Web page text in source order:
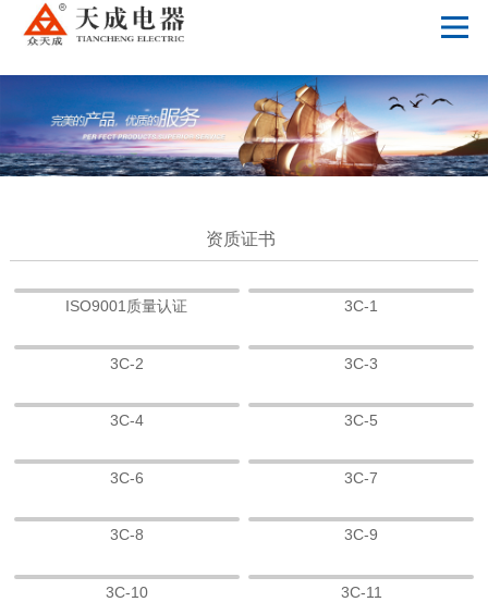
MK体育(国际)官方网站
资质证书
ISO9001质量认证 3C-1
3C-2 3C-3
3C-4 3C-5
3C-6 3C-7
3C-8 3C-9
3C-10 3C-11